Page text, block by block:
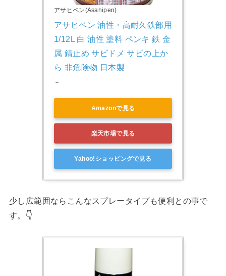
アサヒペン(Asahipen)
アサヒペン 油性・高耐久鉄部用
1/12L 白 油性 塗料 ペンキ 鉄 金
属 錆止め サビドメ サビの上か
ら 非危険物 日本製
－
Amazonで見る
楽天市場で見る
Yahoo!ショッピングで見る
少し広範囲ならこんなスプレータイプも便利との事で
す。👇